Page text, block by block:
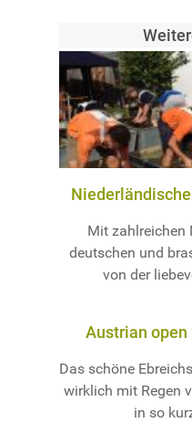
Mit zahlreichen
deutschen und
von der
Austrian open
Das schöne
wirklich mit Regen
in so